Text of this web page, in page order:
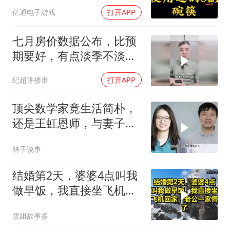
亿通电子游戏 打开APP
七月房价数据公布，比预
期要好，有点淡季不淡的
纪超讲楼市 打开APP
顶尖数学家竟生活简朴，
还是王虹恩师，与妻子合
林子说事
结婚第2天，婆婆4点叫我
做早饭，我直接坐飞机回
雪姐故事多